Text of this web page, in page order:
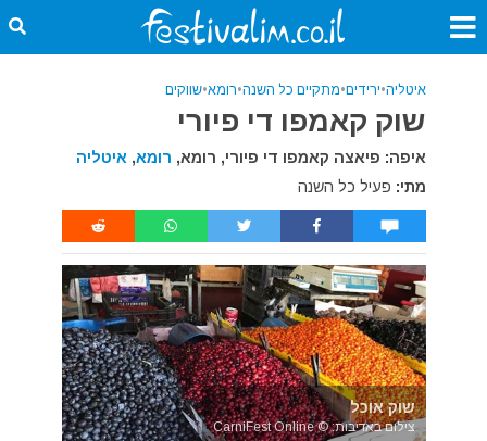
איטליה•ירידים•מתקיים כל השנה•רומא•שווקים
שוק קאמפו די פיורי
איפה: פיאצה קאמפו די פיורי, רומא, רומא, איטליה
מתי: פעיל כל השנה
שוק אוכל
צילום באדיבות: © CarniFest Online